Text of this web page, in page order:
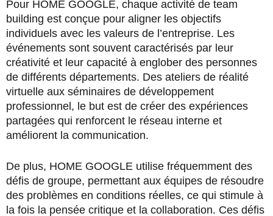
Pour HOME GOOGLE, chaque activité de team
building est conçue pour aligner les objectifs
individuels avec les valeurs de l’entreprise. Les
événements sont souvent caractérisés par leur
créativité et leur capacité à englober des personnes
de différents départements. Des ateliers de réalité
virtuelle aux séminaires de développement
professionnel, le but est de créer des expériences
partagées qui renforcent le réseau interne et
améliorent la communication.
De plus, HOME GOOGLE utilise fréquemment des
défis de groupe, permettant aux équipes de résoudre
des problèmes en conditions réelles, ce qui stimule à
la fois la pensée critique et la collaboration. Ces défis